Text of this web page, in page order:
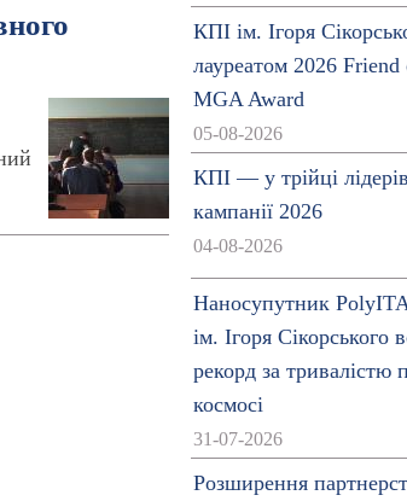
КПІ ім. Ігоря
лауреатом 2026
MGA Award
05-08-2026
КПІ — у трійці
кампанії 2026
04-08-2026
Наносупутник
ім. Ігоря Сікорського
рекорд за тривалістю
космосі
31-07-2026
Розширення